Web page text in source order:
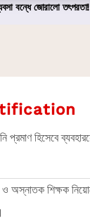
বন্ধে জোরালো তৎপরতা!
হিসেবে
অস্নাতক শিক্ষক